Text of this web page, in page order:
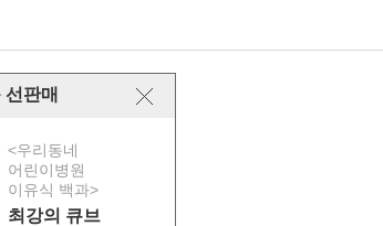
판매
<우리동네
어린이병원
이유식 백과>
최강의 큐브